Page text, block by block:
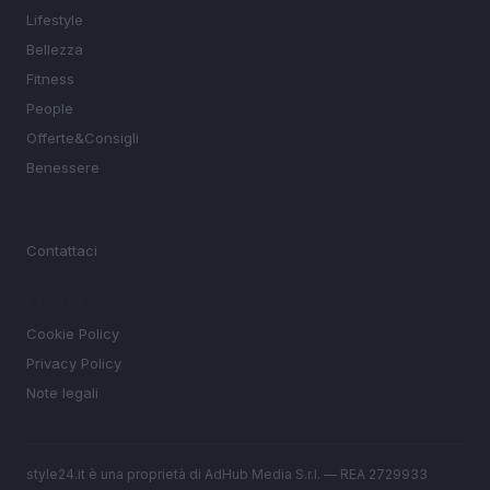
Lifestyle
Bellezza
Fitness
People
Offerte&Consigli
Benessere
Contattaci
Cookie Policy
Privacy Policy
Note legali
style24.it è una proprietà di AdHub Media S.r.l. — REA 2729933